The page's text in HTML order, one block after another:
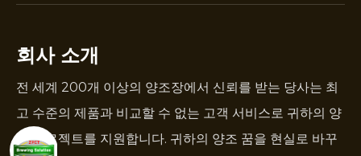
회사 소개
전 세계 200개 이상의 양조장에서 신뢰를 받는 당사는 최
고 수준의 제품과 비교할 수 없는 고객 서비스로 귀하의 양
조 프로젝트를 지원합니다. 귀하의 양조 꿈을 현실로 바꾸